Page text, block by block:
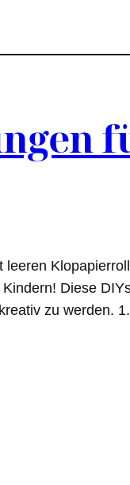
Diese
zu werden.